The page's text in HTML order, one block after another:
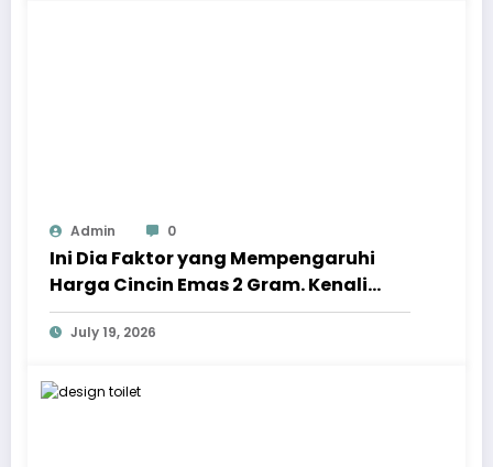
Admin 0
Ini Dia Faktor yang Mempengaruhi
Harga Cincin Emas 2 Gram. Kenali
Sebelum Membelinya!
July 19, 2026